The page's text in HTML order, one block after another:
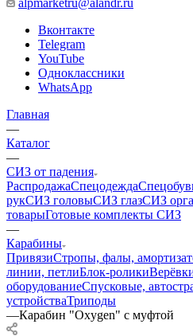
alpmarketru@alandr.ru
Вконтакте
Telegram
YouTube
Одноклассники
WhatsApp
Главная
—
Каталог
—
СИЗ от падения
РаспродажаСпецодежда
рукСИЗ головыСИЗ глазСИЗ
товарыГотовые комплекты СИЗ
—
Карабины
ПривязиСтропы, фалы,
линии, петлиБлок-ролики
оборудованиеСпусковые,
устройстваТриподы
—Карабин "Oxygen" с муфтой